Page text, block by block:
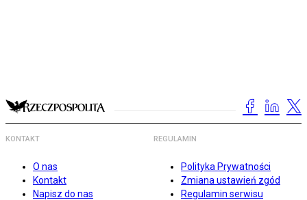
KONTAKT
O nas
Kontakt
Napisz do nas
REGULAMIN
Polityka Prywatności
Zmiana ustawień zgód
Regulamin serwisu